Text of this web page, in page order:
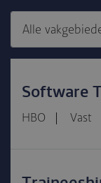
Software
HBO Vast